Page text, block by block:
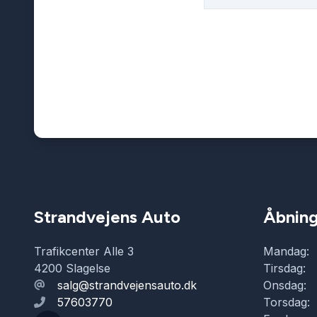
Strandvejens Auto
Trafikcenter Alle 3
4200 Slagelse
salg@strandvejensauto.dk
57603770
Mandag:
Tirsdag:
Onsdag:
Torsdag: